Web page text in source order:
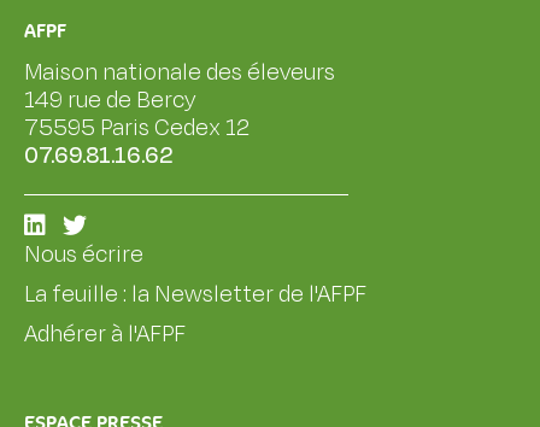
AFPF
Maison nationale des éleveurs
149 rue de Bercy
75595 Paris Cedex 12
07.69.81.16.62
Nous écrire
La feuille : la Newsletter de l'AFPF
Adhérer à l'AFPF